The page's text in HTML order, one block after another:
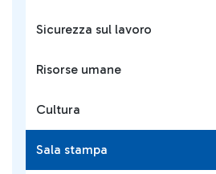
Sicurezza sul lavoro
Risorse umane
Cultura
Sala stampa